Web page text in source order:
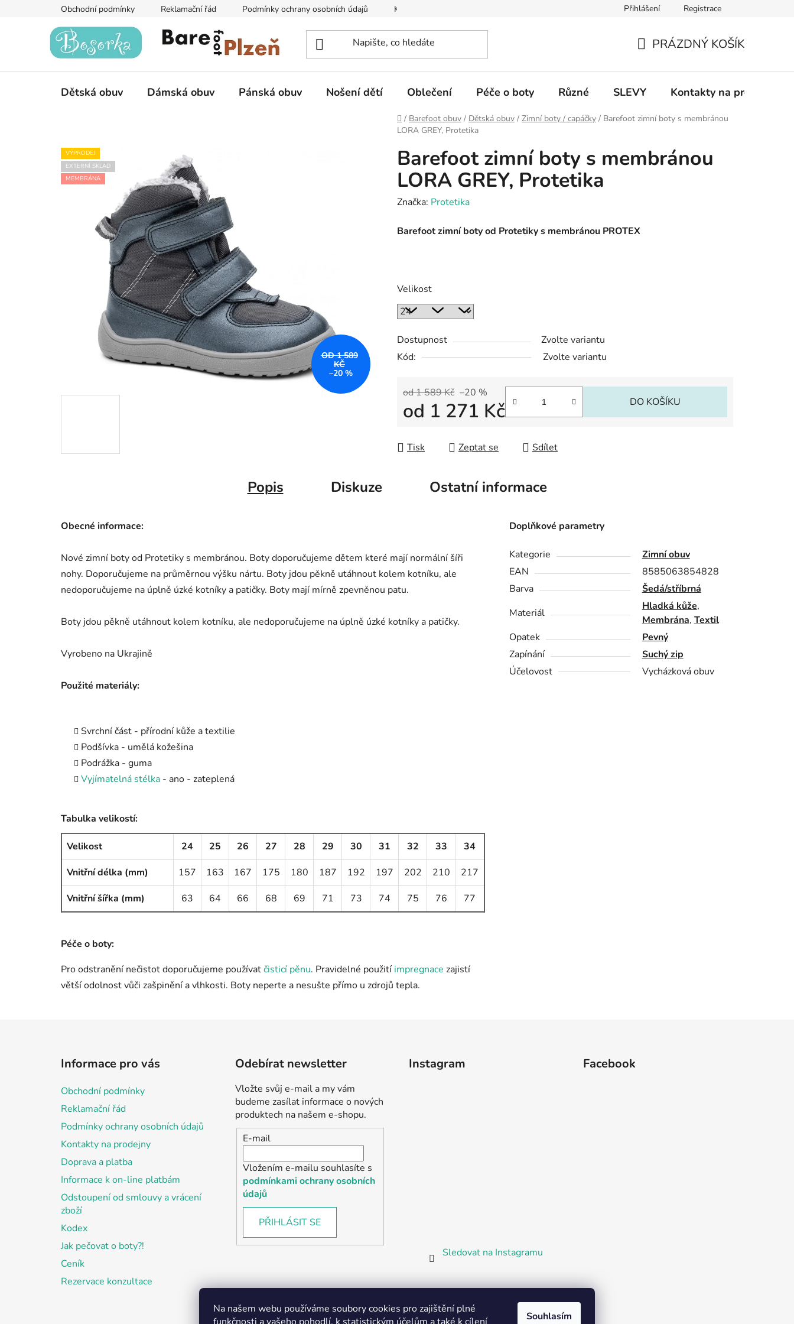
Na našem webu používáme soubory cookies pro zajištění plné
Souhlasím
Obchodní podmínky Reklamační řád Podmínky ochrany osobních údajů Kontakty na prodejny Informace k on-line platbám Odstoupení od
Přihlášení Registrace
KOŠÍK
PRÁZDNÝ KOŠÍK
Dětská obuv Dámská obuv Pánská obuv Nošení dětí Oblečení Péče o boty Různé SLEVY Kontakty na prodejny
Domů
/ Barefoot obuv / Dětská obuv / Zimní boty / capáčky / Barefoot zimní boty s membránou
LORA GREY, Protetika
Barefoot zimní boty s membránou
LORA GREY, Protetika
Značka: Protetika
Barefoot zimní boty od Protetiky s membránou PROTEX
Velikost
Dostupnost
Zvolte variantu
Kód:
Zvolte variantu
od 1 589 Kč –20 %
od 1 271 Kč DO KOŠÍKU
Tisk Zeptat se Sdílet
VÝPRODEJ
EXTERNÍ SKLAD
MEMBRÁNA
OD 1 589
KČ
–20 %
Popis Diskuze Ostatní informace
Obecné informace:
Nové zimní boty od Protetiky s membránou. Boty doporučujeme dětem které mají normální šíři
nohy. Doporučujeme na průměrnou výšku nártu. Boty jdou pěkně utáhnout kolem kotníku, ale
nedoporučujeme na úplně úzké kotníky a patičky. Boty mají mírně zpevněnou patu.
Boty jdou pěkně utáhnout kolem kotníku, ale nedoporučujeme na úplně úzké kotníky a patičky.
Vyrobeno na Ukrajině
Použité materiály:
Svrchní část - přírodní kůže a textilie
Podšívka - umělá kožešina
Podrážka - guma
Vyjímatelná stélka - ano - zateplená
Tabulka velikostí:
Velikost 24 25 26 27 28 29 30 31 32 33
34
Vnitřní délka (mm)
157 163 167 175 180 187 192 197 202 210
217
Vnitřní šířka (mm)
63 64 66 68 69 71 73 74 75 76 77
Péče o boty:
Pro odstranění nečistot doporučujeme používatčisticí pěnu. Pravidelné použití impregnace zajistí
větší odolnost vůči zašpinění a vlhkosti. Boty neperte a nesušte přímo u zdrojů tepla.
Doplňkové parametry
Kategorie
Zimní obuv
EAN
8585063854828
Barva
Šedá/stříbrná
Materiál
Hladká kůže,
Membrána, Textil
Opatek
Pevný
Zapínání
Suchý zip
Účelovost
Vycházková obuv
Informace pro vás
Obchodní podmínky
Reklamační řád
Podmínky ochrany osobních údajů
Kontakty na prodejny
Doprava a platba
Informace k on-line platbám
Odstoupení od smlouvy a vrácení
zboží
Kodex
Jak pečovat o boty?!
Ceník
Rezervace konzultace
Odebírat newsletter
Vložte svůj e-mail a my vám
budeme zasílat informace o nových
produktech na našem e-shopu.
E-mail
Vložením e-mailu souhlasíte s
podmínkami ochrany osobních
údajů
PŘIHLÁSIT SE
Instagram
Sledovat na Instagramu
Facebook